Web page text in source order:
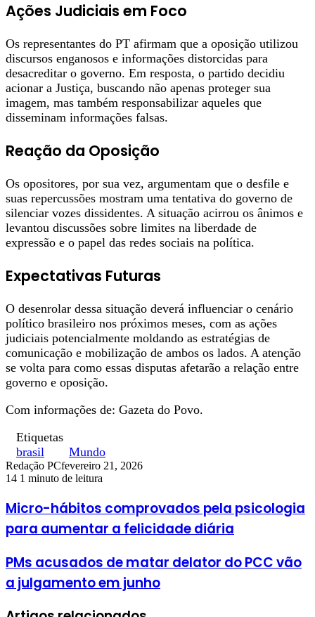
Ações Judiciais em Foco
Os representantes do PT afirmam que a oposição utilizou
discursos enganosos e informações distorcidas para
desacreditar o governo. Em resposta, o partido decidiu
acionar a Justiça, buscando não apenas proteger sua
imagem, mas também responsabilizar aqueles que
disseminam informações falsas.
Reação da Oposição
Os opositores, por sua vez, argumentam que o desfile e
suas repercussões mostram uma tentativa do governo de
silenciar vozes dissidentes. A situação acirrou os ânimos e
levantou discussões sobre limites na liberdade de
expressão e o papel das redes sociais na política.
Expectativas Futuras
O desenrolar dessa situação deverá influenciar o cenário
político brasileiro nos próximos meses, com as ações
judiciais potencialmente moldando as estratégias de
comunicação e mobilização de ambos os lados. A atenção
se volta para como essas disputas afetarão a relação entre
governo e oposição.
Com informações de: Gazeta do Povo.
Etiquetas
brasil
Mundo
Redação PCfevereiro 21, 2026
14 1 minuto de leitura
Micro-hábitos comprovados pela psicologia
para aumentar a felicidade diária
PMs acusados de matar delator do PCC vão
a julgamento em junho